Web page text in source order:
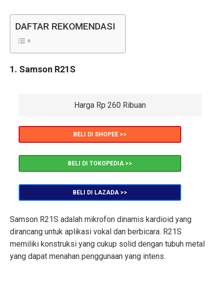
DAFTAR REKOMENDASI
1. Samson R21S
Harga Rp 260 Ribuan
BELI DI SHOPEE >>
BELI DI TOKOPEDIA >>
BELI DI LAZADA >>
Samson R21S adalah mikrofon dinamis kardioid yang
dirancang untuk aplikasi vokal dan berbicara. R21S
memiliki konstruksi yang cukup solid dengan tubuh metal
yang dapat menahan penggunaan yang intens.